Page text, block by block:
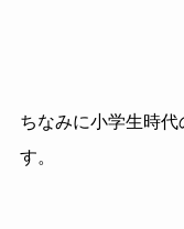
ちなみに小学生時
す。